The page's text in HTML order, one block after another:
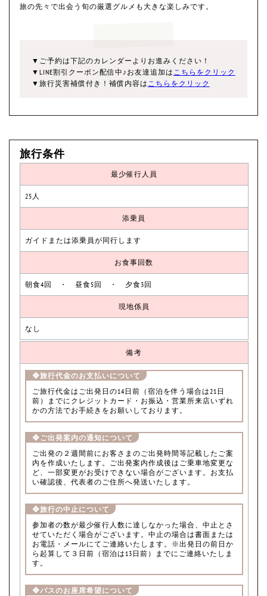
旅の先々で出会う旬の厳選グルメも大きな楽しみです。
▼ご予約は下記のカレンダーよりお進みください！
▼LINE割引クーポン配信中♪お友達追加は こちらをクリック
▼旅行災害補償付き！補償内容は こちらをクリック
旅行条件
最少催行人員
25人
添乗員
ガイドまたは添乗員が同行します
お食事回数
朝食4回 ・ 昼食5回 ・ 夕食3回
現地係員
なし
備考
❖旅行代金のお支払いについて
ご旅行代金はご出発日の14日前（宿泊を伴う場合は21日
前）までにクレジットカード・お振込・営業所来店いずれ
かの方法でお手続きをお願いしております。
❖ご出発案内の通知について
ご出発の２週間前にお客さまのご出発時間等記載したご案
内を作成いたします。ご出発案内作成後はご乗車地変更な
ど、一部変更がお受けできない場合がございます。お支払
い確認後、代表者のご住所へ発送いたします。
❖旅行の中止について
参加者の数が最少催行人数に達しなかった場合、中止とさ
せていただく場合がございます。中止の場合は書面または
お電話・メールにてご連絡いたします。※出発日の前日か
ら起算して３日前（宿泊は13日前）までにご連絡いたしま
す。
❖バスのお座席希望について